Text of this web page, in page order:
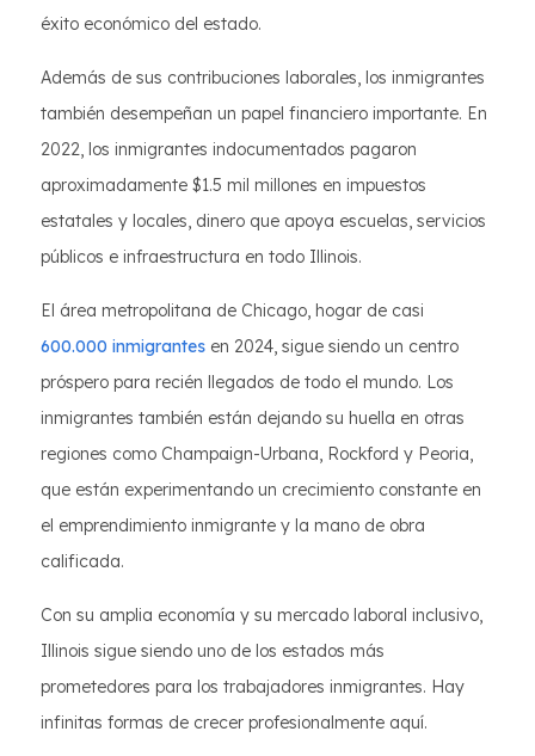
éxito económico del estado.
Además de sus contribuciones laborales, los inmigrantes
también desempeñan un papel financiero importante. En
2022, los inmigrantes indocumentados pagaron
aproximadamente $1.5 mil millones en impuestos
estatales y locales, dinero que apoya escuelas, servicios
públicos e infraestructura en todo Illinois.
El área metropolitana de Chicago, hogar de casi
600.000 inmigrantes en 2024, sigue siendo un centro
próspero para recién llegados de todo el mundo. Los
inmigrantes también están dejando su huella en otras
regiones como Champaign-Urbana, Rockford y Peoria,
que están experimentando un crecimiento constante en
el emprendimiento inmigrante y la mano de obra
calificada.
Con su amplia economía y su mercado laboral inclusivo,
Illinois sigue siendo uno de los estados más
prometedores para los trabajadores inmigrantes. Hay
infinitas formas de crecer profesionalmente aquí.